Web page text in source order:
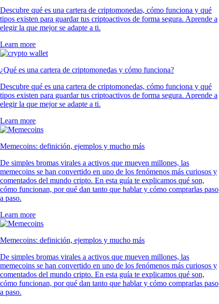
Descubre qué es una cartera de criptomonedas, cómo funciona y qué
tipos existen para guardar tus criptoactivos de forma segura. Aprende a
elegir la que mejor se adapte a ti.
Learn more
¿Qué es una cartera de criptomonedas y cómo funciona?
Descubre qué es una cartera de criptomonedas, cómo funciona y qué
tipos existen para guardar tus criptoactivos de forma segura. Aprende a
elegir la que mejor se adapte a ti.
Learn more
Memecoins: definición, ejemplos y mucho más
De simples bromas virales a activos que mueven millones, las
memecoins se han convertido en uno de los fenómenos más curiosos y
comentados del mundo cripto. En esta guía te explicamos qué son,
cómo funcionan, por qué dan tanto que hablar y cómo comprarlas paso
a paso.
Learn more
Memecoins: definición, ejemplos y mucho más
De simples bromas virales a activos que mueven millones, las
memecoins se han convertido en uno de los fenómenos más curiosos y
comentados del mundo cripto. En esta guía te explicamos qué son,
cómo funcionan, por qué dan tanto que hablar y cómo comprarlas paso
a paso.